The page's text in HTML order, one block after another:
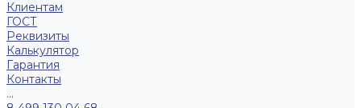
Клиентам
ГОСТ
Реквизиты
Калькулятор
Гарантия
Контакты
...